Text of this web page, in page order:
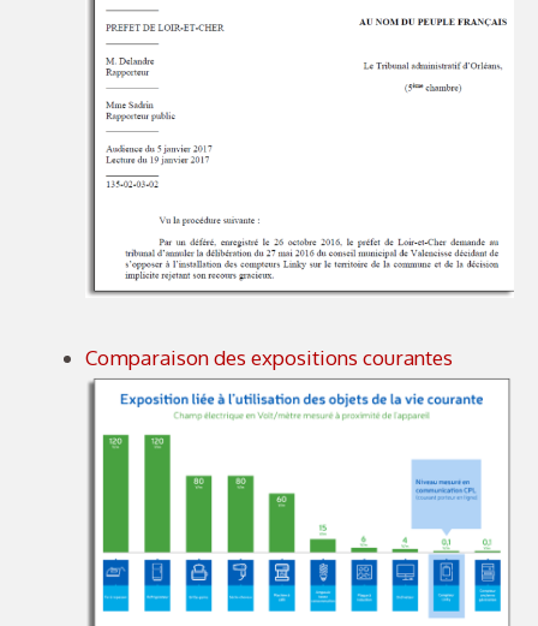
Comparaison des expositions courantes